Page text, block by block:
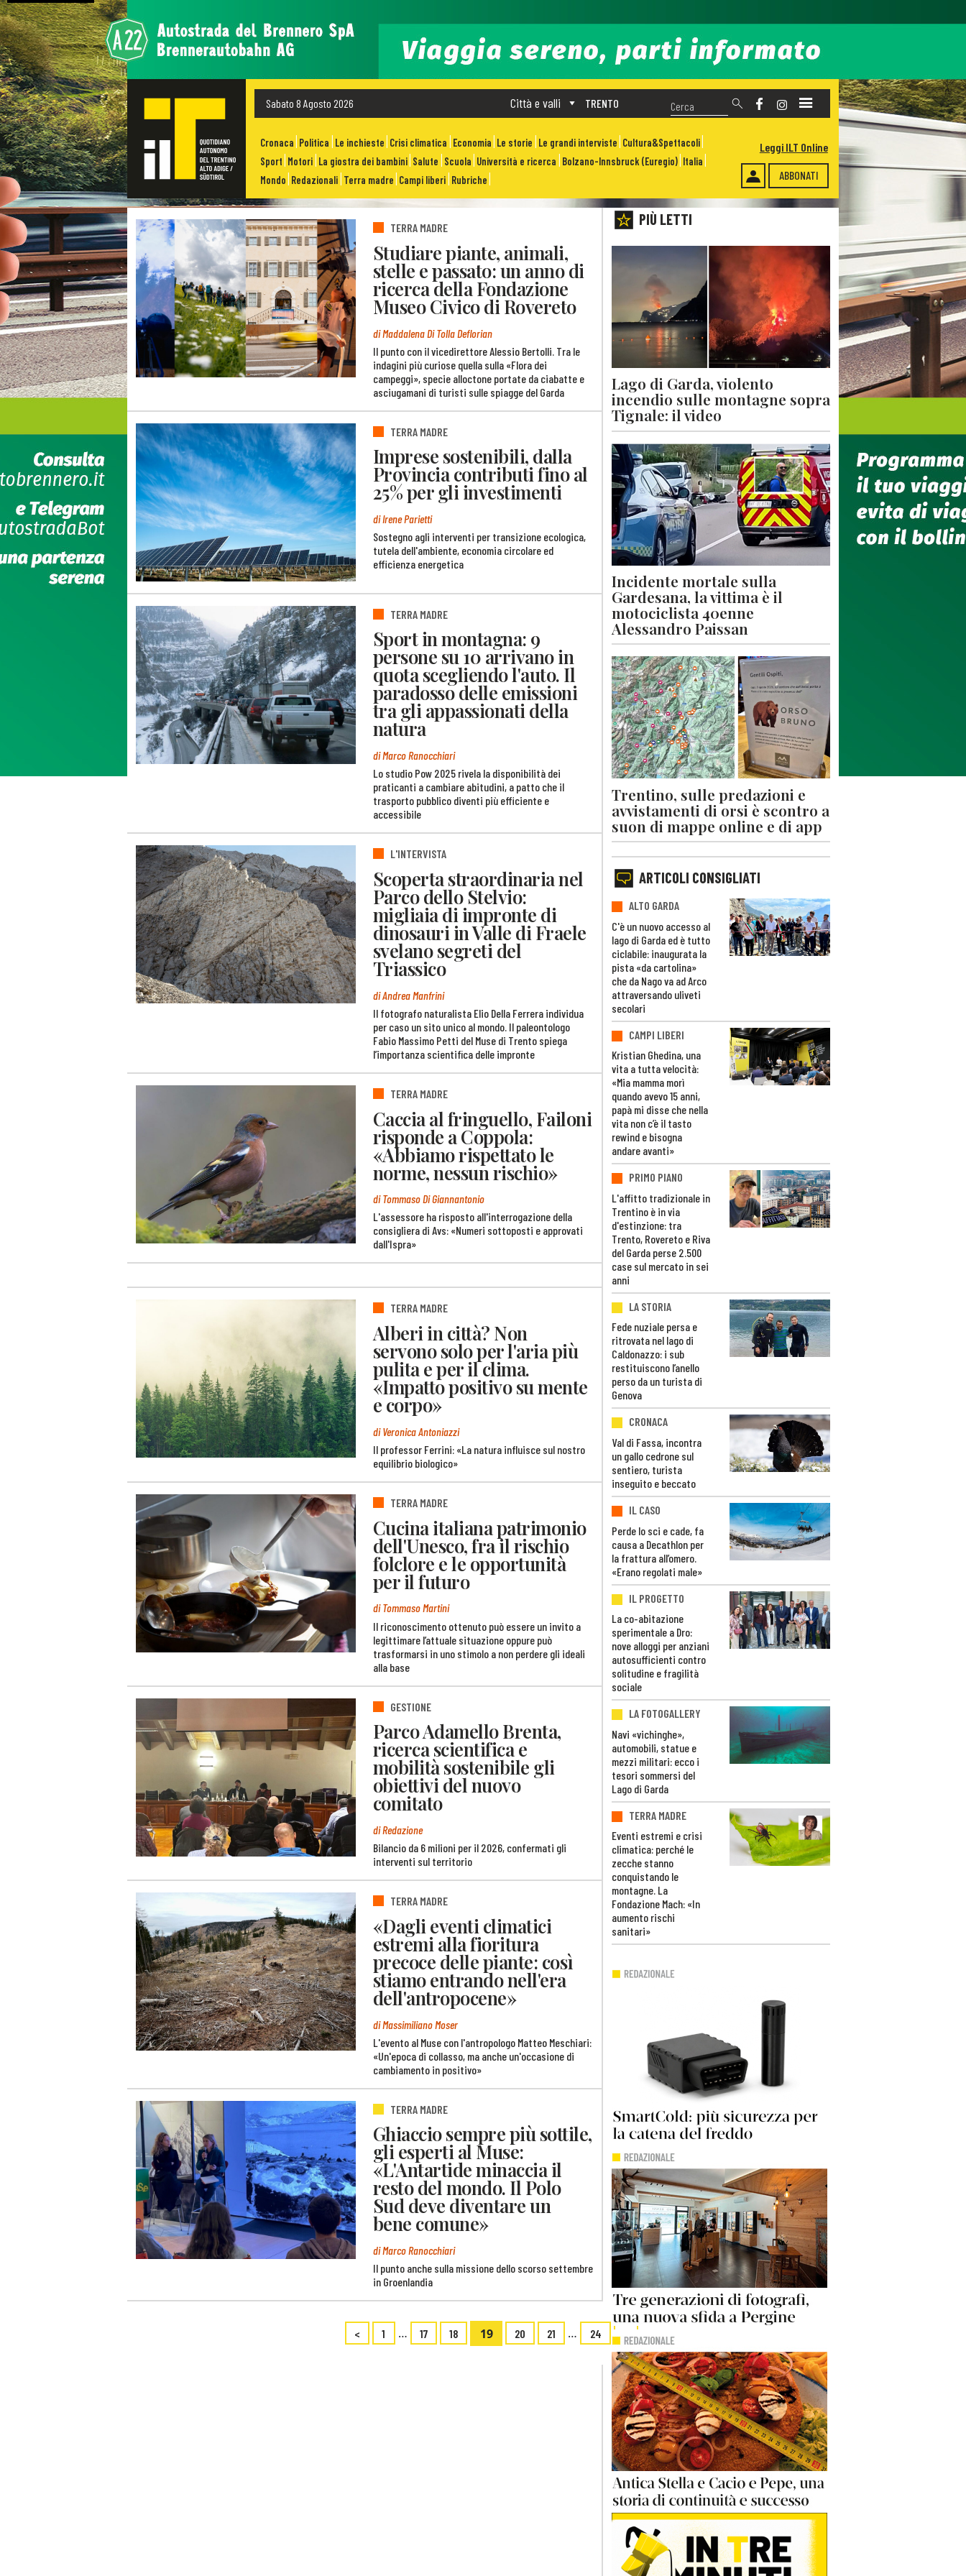
Sabato 8 Agosto 2026 TRENTO
Città e valli
Cronaca Politica Le inchieste Crisi climatica Economia Le storie Le grandi interviste Cultura&Spettacoli
Sport Motori La giostra dei bambini Salute Scuola Università e ricerca Bolzano-Innsbruck (Euregio) Italia
Mondo Redazionali Terra madre Campi liberi Rubriche ABBONATI
Leggi ILT Online
TERRA MADRE
Studiare piante, animali,
stelle e passato: un anno di
ricerca della Fondazione
Museo Civico di Rovereto
di Maddalena Di Tolla Deflorian
Il punto con il vicedirettore Alessio Bertolli. Tra le
indagini più curiose quella sulla «Flora dei
campeggi», specie alloctone portate da ciabatte e
asciugamani di turisti sulle spiagge del Garda
TERRA MADRE
Imprese sostenibili, dalla
Provincia contributi fino al
25% per gli investimenti
di Irene Parietti
Sostegno agli interventi per transizione ecologica,
tutela dell'ambiente, economia circolare ed
efficienza energetica
TERRA MADRE
Sport in montagna: 9
persone su 10 arrivano in
quota scegliendo l'auto. Il
paradosso delle emissioni
tra gli appassionati della
natura
di Marco Ranocchiari
Lo studio Pow 2025 rivela la disponibilità dei
praticanti a cambiare abitudini, a patto che il
trasporto pubblico diventi più efficiente e
accessibile
L'INTERVISTA
Scoperta straordinaria nel
Parco dello Stelvio:
migliaia di impronte di
dinosauri in Valle di Fraele
svelano segreti del
Triassico
di Andrea Manfrini
Il fotografo naturalista Elio Della Ferrera individua
per caso un sito unico al mondo. Il paleontologo
Fabio Massimo Petti del Muse di Trento spiega
l’importanza scientifica delle impronte
TERRA MADRE
Caccia al fringuello, Failoni
risponde a Coppola:
«Abbiamo rispettato le
norme, nessun rischio»
di Tommaso Di Giannantonio
L'assessore ha risposto all'interrogazione della
consigliera di Avs: «Numeri sottoposti e approvati
dall'Ispra»
TERRA MADRE
Alberi in città? Non
servono solo per l'aria più
pulita e per il clima.
«Impatto positivo su mente
e corpo»
di Veronica Antoniazzi
Il professor Ferrini: «La natura influisce sul nostro
equilibrio biologico»
TERRA MADRE
Cucina italiana patrimonio
dell'Unesco, fra il rischio
folclore e le opportunità
per il futuro
di Tommaso Martini
Il riconoscimento ottenuto può essere un invito a
legittimare l’attuale situazione oppure può
trasformarsi in uno stimolo a non perdere gli ideali
alla base
GESTIONE
Parco Adamello Brenta,
ricerca scientifica e
mobilità sostenibile gli
obiettivi del nuovo
comitato
di Redazione
Bilancio da 6 milioni per il 2026, confermati gli
interventi sul territorio
TERRA MADRE
«Dagli eventi climatici
estremi alla fioritura
precoce delle piante: così
stiamo entrando nell'era
dell'antropocene»
di Massimiliano Moser
L'evento al Muse con l'antropologo Matteo Meschiari:
«Un'epoca di collasso, ma anche un'occasione di
cambiamento in positivo»
TERRA MADRE
Ghiaccio sempre più sottile,
gli esperti al Muse:
«L'Antartide minaccia il
resto del mondo. Il Polo
Sud deve diventare un
bene comune»
di Marco Ranocchiari
Il punto anche sulla missione dello scorso settembre
in Groenlandia
< 1 … 17 18 19 20 21 … 24
PIÙ LETTI
Lago di Garda, violento
incendio sulle montagne sopra
Tignale: il video
Incidente mortale sulla
Gardesana, la vittima è il
motociclista 40enne
Alessandro Paissan
Trentino, sulle predazioni e
avvistamenti di orsi è scontro a
suon di mappe online e di app
ARTICOLI CONSIGLIATI
ALTO GARDA
C'è un nuovo accesso al
lago di Garda ed è tutto
ciclabile: inaugurata la
pista «da cartolina»
che da Nago va ad Arco
attraversando uliveti
secolari
CAMPI LIBERI
Kristian Ghedina, una
vita a tutta velocità:
«Mia mamma morì
quando avevo 15 anni,
papà mi disse che nella
vita non c’è il tasto
rewind e bisogna
andare avanti»
PRIMO PIANO
L'affitto tradizionale in
Trentino è in via
d'estinzione: tra
Trento, Rovereto e Riva
del Garda perse 2.500
case sul mercato in sei
anni
LA STORIA
Fede nuziale persa e
ritrovata nel lago di
Caldonazzo: i sub
restituiscono l’anello
perso da un turista di
Genova
CRONACA
Val di Fassa, incontra
un gallo cedrone sul
sentiero, turista
inseguito e beccato
IL CASO
Perde lo sci e cade, fa
causa a Decathlon per
la frattura all’omero.
«Erano regolati male»
IL PROGETTO
La co-abitazione
sperimentale a Dro:
nove alloggi per anziani
autosufficienti contro
solitudine e fragilità
sociale
LA FOTOGALLERY
Navi «vichinghe»,
automobili, statue e
mezzi militari: ecco i
tesori sommersi del
Lago di Garda
TERRA MADRE
Eventi estremi e crisi
climatica: perché le
zecche stanno
conquistando le
montagne. La
Fondazione Mach: «In
aumento rischi
sanitari»